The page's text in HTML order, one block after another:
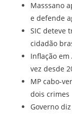
Masssano
e defende
SIC deteve
cidadão
Inflação
vez desde
MP cabo-
dois crimes
Governo